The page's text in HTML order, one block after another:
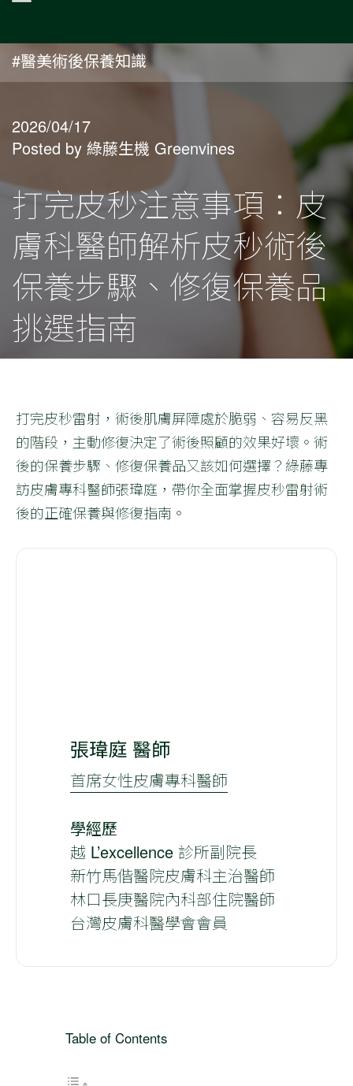
2026/04/17
Posted by 綠藤生機 Greenvines
#醫美術後保養知識
打完皮秒注意事項：皮
膚科醫師解析皮秒術後
保養步驟、修復保養品
挑選指南
打完皮秒雷射，術後肌膚屏障處於脆弱、容易反黑
的階段，主動修復決定了術後照顧的效果好壞。術
後的保養步驟、修復保養品又該如何選擇？綠藤專
訪皮膚專科醫師張瑋庭，帶你全面掌握皮秒雷射術
後的正確保養與修復指南。
張瑋庭 醫師
首席女性皮膚專科醫師
學經歷
越 L’excellence 診所副院長
新竹馬偕醫院皮膚科主治醫師
林口長庚醫院內科部住院醫師
台灣皮膚科醫學會會員
Table of Contents